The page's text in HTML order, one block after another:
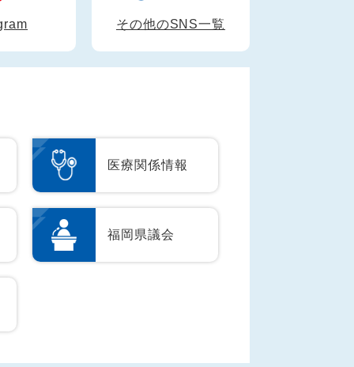
その他のSNS一覧
医療関係情報
福岡県議会